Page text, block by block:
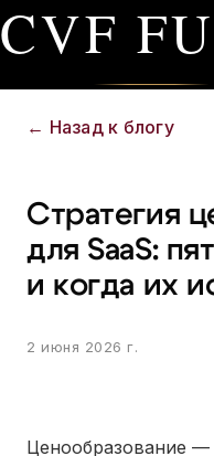
CVF
← Назад к блогу
Стратегия
для SaaS:
и когда их
2 июня 2026 г.
Ценообразование